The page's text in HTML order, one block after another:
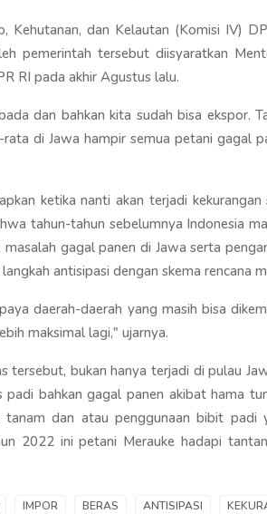
Kehutanan, dan Kelautan (Komisi IV)
pemerintah tersebut diisyaratkan
RI pada akhir Agustus lalu.
dan bahkan kita sudah bisa ekspor.
di Jawa hampir semua petani gagal
ketika nanti akan terjadi
tahun-tahun sebelumnya Indonesia
gagal panen di Jawa serta
antisipasi dengan skema rencana
daerah-daerah yang masih bisa
maksimal lagi," ujarnya.
tersebut, bukan hanya terjadi di pulau
bahkan gagal panen akibat hama
tanam dan atau penggunaan bibit padi
2022 ini petani Merauke hadapi
IMPOR BERAS ANTISIPASI